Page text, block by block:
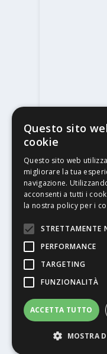
Questo sito
cookie
Questo sito web
migliorare la tua
navigazione.
acconsenti a tutti i
la nostra policy per i
STRETTAMENTE
PERFORMANCE
TARGETING
FUNZIONALITÀ
ACCETTA TUTTO
MOSTRA